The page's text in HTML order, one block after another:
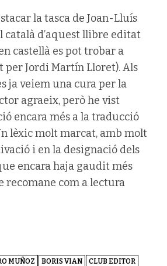
la tasca de Joan-Lluís
català d’aquest llibre editat
castellà es pot trobar a
Jordi Martín Lloret). Als
ja veiem una cura per la
agraeix, però he vist
encara més a la traducció
lèxic molt marcat, amb molt
i en la designació dels
encara haja gaudit més
recomane com a lectura
MUÑOZ BORIS VIAN
CLUB EDITOR